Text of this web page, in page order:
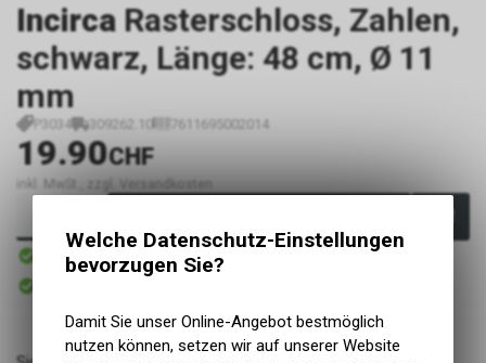
Incirca Rasterschloss, Zahlen,
schwarz, Länge: 48 cm, Ø 11
mm
P3034 309262.10 7611695002014
19.90CHF
inkl. MwSt., zzgl. Versandkosten
Sofort verfügbar
Versand
Welche Datenschutz-Einstellungen
bevorzugen Sie?
Damit Sie unser Online-Angebot bestmöglich
nutzen können, setzen wir auf unserer Website